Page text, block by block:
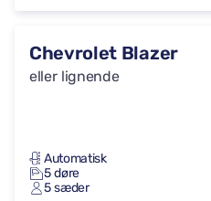
Chevrolet Blazer
eller lignende
Automatisk
5 døre
5 sæder